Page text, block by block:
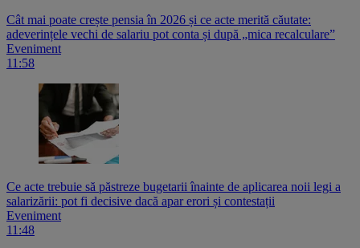
Cât mai poate crește pensia în 2026 și ce acte merită căutate:
adeverințele vechi de salariu pot conta și după „mica recalculare”
Eveniment
11:58
Ce acte trebuie să păstreze bugetarii înainte de aplicarea noii legi a
salarizării: pot fi decisive dacă apar erori și contestații
Eveniment
11:48